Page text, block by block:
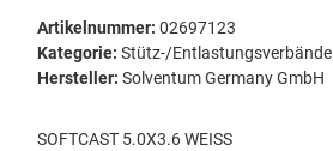
Artikelnummer: 02697123
Kategorie: Stütz-/Entlastungsverbände
Hersteller: Solventum Germany GmbH
SOFTCAST 5.0X3.6 WEISS